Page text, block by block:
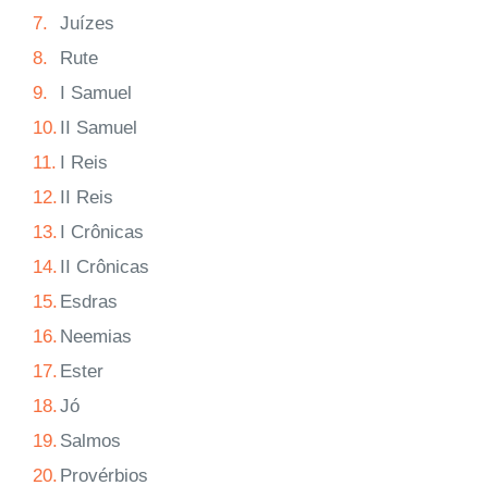
7.
Juízes
8.
Rute
9.
I Samuel
10. II Samuel
11. I Reis
12. II Reis
13. I Crônicas
14. II Crônicas
15. Esdras
16. Neemias
17. Ester
18.Jó
19. Salmos
20. Provérbios